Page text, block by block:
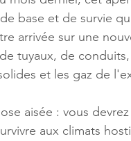
base et de survie
arrivée sur une
tuyaux, de
et les gaz de
aisée : vous
aux climats